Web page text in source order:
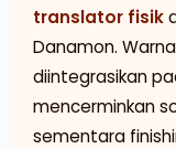
translator fisik
Danamon.
diintegrasikan
mencerminkan
sementara